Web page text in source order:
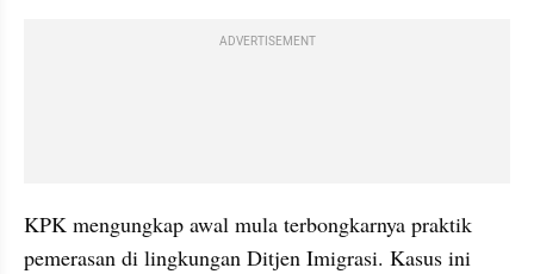
ADVERTISEMENT
KPK mengungkap awal mula terbongkarnya praktik
pemerasan di lingkungan Ditjen Imigrasi. Kasus ini